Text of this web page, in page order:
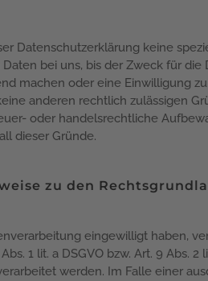
Datenschutzerklärung keine
bei uns, bis der Zweck für
machen oder eine Einwilligung
anderen rechtlich zulässigen
oder handelsrechtliche
dieser Gründe.
zu den
eingewilligt haben,
1 lit. a DSGVO bzw. Art. 9 Abs.
werden. Im Falle einer